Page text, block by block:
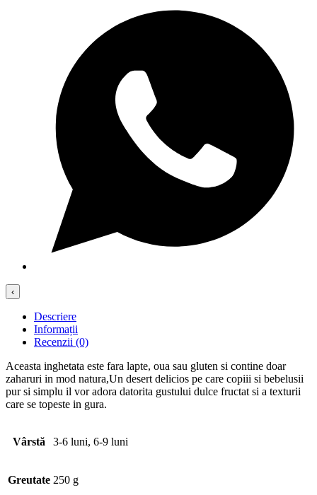
‹
Descriere
Informații
Recenzii (0)
Aceasta inghetata este fara lapte, oua sau gluten si contine doar
zaharuri in mod natura,Un desert delicios pe care copiii si bebelusii
pur si simplu il vor adora datorita gustului dulce fructat si a texturii
care se topeste in gura.
Vârstă 3-6 luni, 6-9 luni
Greutate 250 g